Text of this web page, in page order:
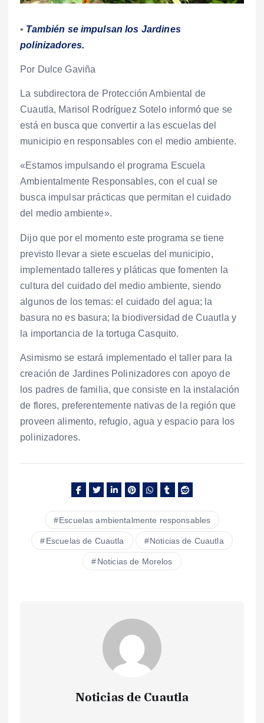
• También se impulsan los Jardines
polinizadores.
Por Dulce Gaviña
La subdirectora de Protección Ambiental de
Cuautla, Marisol Rodríguez Sotelo informó que se
está en busca que convertir a las escuelas del
municipio en responsables con el medio ambiente.
«Estamos impulsando el programa Escuela
Ambientalmente Responsables, con el cual se
busca impulsar prácticas que permitan el cuidado
del medio ambiente».
Dijo que por el momento este programa se tiene
previsto llevar a siete escuelas del municipio,
implementado talleres y pláticas que fomenten la
cultura del cuidado del medio ambiente, siendo
algunos de los temas: el cuidado del agua; la
basura no es basura; la biodiversidad de Cuautla y
la importancia de la tortuga Casquito.
Asimismo se estará implementado el taller para la
creación de Jardines Polinizadores con apoyo de
los padres de familia, que consiste en la instalación
de flores, preferentemente nativas de la región que
proveen alimento, refugio, agua y espacio para los
polinizadores.
Escuelas ambientalmente responsables
Escuelas de Cuautla Noticias de Cuautla
Noticias de Morelos
Noticias de Cuautla